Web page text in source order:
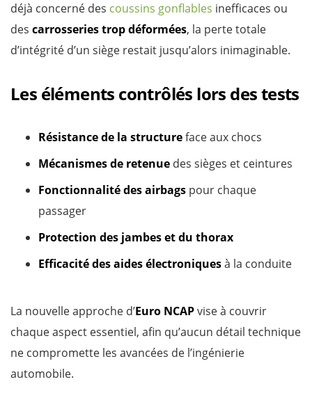
déjà concerné des coussins gonflables inefficaces ou
des carrosseries trop déformées, la perte totale
d’intégrité d’un siège restait jusqu’alors inimaginable.
Les éléments contrôlés lors des tests
Résistance de la structureface aux chocs
Mécanismes de retenue des sièges et ceintures
Fonctionnalité des airbags pour chaque
passager
Protection des jambes et du thorax
Efficacité des aides électroniquesà la conduite
La nouvelle approche d’Euro NCAPvise à couvrir
chaque aspect essentiel, afin qu’aucun détail technique
ne compromette les avancées de l’ingénierie
automobile.